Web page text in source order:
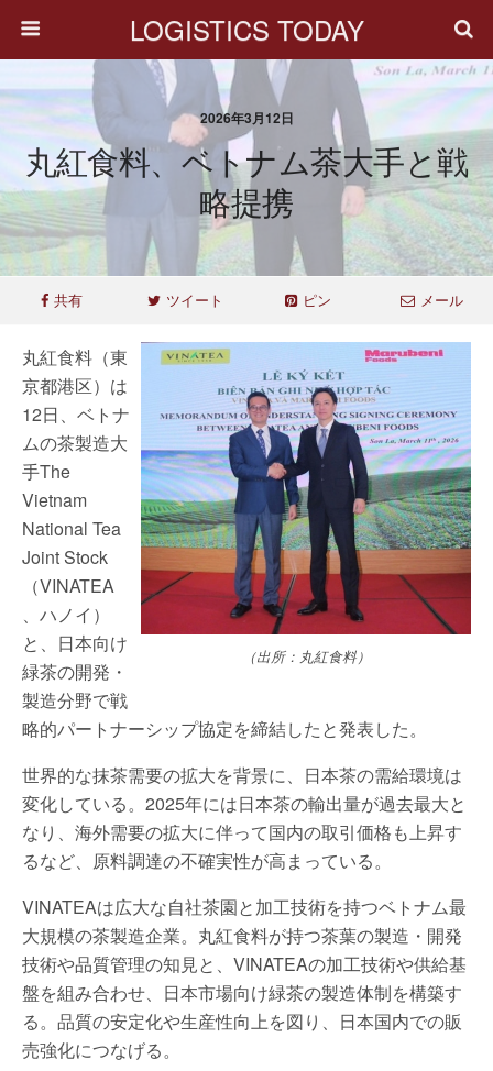
LOGISTICS TODAY
2026年3月12日
丸紅食料、ベトナム茶大手と戦
略提携
共有 ツイート ピン メール
（出所：丸紅食料）
丸紅食料（東
京都港区）は
12日、ベトナ
ムの茶製造大
手The
Vietnam
National Tea
Joint Stock
（VINATEA
、ハノイ）
と、日本向け
緑茶の開発・
製造分野で戦
略的パートナーシップ協定を締結したと発表した。
世界的な抹茶需要の拡大を背景に、日本茶の需給環境は
変化している。2025年には日本茶の輸出量が過去最大と
なり、海外需要の拡大に伴って国内の取引価格も上昇す
るなど、原料調達の不確実性が高まっている。
VINATEAは広大な自社茶園と加工技術を持つベトナム最
大規模の茶製造企業。丸紅食料が持つ茶葉の製造・開発
技術や品質管理の知見と、VINATEAの加工技術や供給基
盤を組み合わせ、日本市場向け緑茶の製造体制を構築す
る。品質の安定化や生産性向上を図り、日本国内での販
売強化につなげる。